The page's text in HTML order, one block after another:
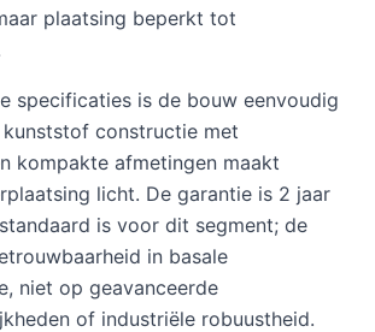
plaatsing beperkt tot
specificaties is de bouw eenvoudig
constructie met
kompakte afmetingen maakt
licht. De garantie is 2 jaar
is voor dit segment; de
in basale
niet op geavanceerde
of industriële robuustheid.